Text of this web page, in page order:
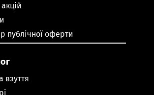
публічної оферти
взуття